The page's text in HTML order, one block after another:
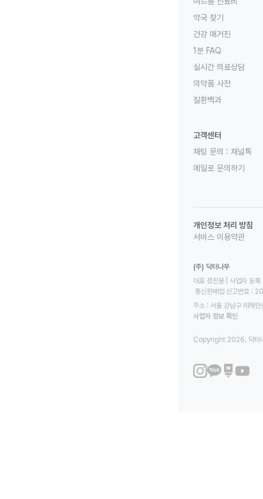
약국 찾기
건강 매거진
1분 FAQ
실시간 의료상담
의약품 사전
질환백과
고객센터
채팅 문의 : 채널톡
메일로 문의하기
개인정보 처리 방침
서비스 이용약관
(주) 닥터나우
대표 정진웅 | 사업자
통신판매업 신고번호
주소 : 서울 강남구 테헤
사업자 정보 확인
Copyright 2026. 닥터